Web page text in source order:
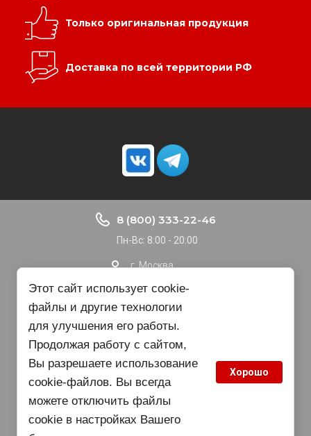
Только оригинальная продукция
Доставка по всей территории РФ
Copyright © 2015 - 2025
8 (800) 333-22-46
Пн-Вс: 8:00 - 20:00
г. Москва
Этот сайт использует cookie-
файлы и другие технологии
для улучшения его работы.
Продолжая работу с сайтом,
Вы разрешаете использование
cookie-файлов. Вы всегда
можете отключить файлы
cookie в настройках Вашего
Хорошо